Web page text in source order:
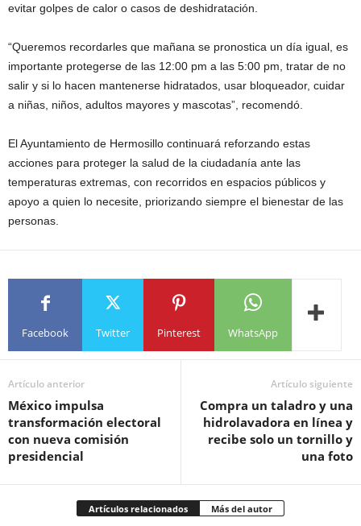
evitar golpes de calor o casos de deshidratación.
“Queremos recordarles que mañana se pronostica un día igual, es
importante protegerse de las 12:00 pm a las 5:00 pm, tratar de no
salir y si lo hacen mantenerse hidratados, usar bloqueador, cuidar
a niñas, niños, adultos mayores y mascotas”, recomendó.
El Ayuntamiento de Hermosillo continuará reforzando estas
acciones para proteger la salud de la ciudadanía ante las
temperaturas extremas, con recorridos en espacios públicos y
apoyo a quien lo necesite, priorizando siempre el bienestar de las
personas.
Facebook Twitter Pinterest WhatsApp
Artículo anterior
México impulsa
transformación electoral
con nueva comisión
presidencial
Artículo siguiente
Compra un taladro y una
hidrolavadora en línea y
recibe solo un tornillo y
una foto
Artículos relacionados Más del autor